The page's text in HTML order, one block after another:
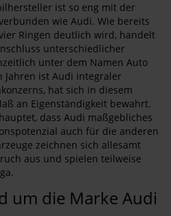
ist so eng mit der
wie Audi. Wie bereits
Ringen deutlich wird, handelt
unterschiedlicher
unter dem Namen Auto
Jahren ist Audi integraler
hat sich in diesem
an Eigenständigkeit bewahrt.
dass Audi maßgebliches
auch für die anderen
zeichnen sich allesamt
aus und spielen teilweise
um die Marke Audi